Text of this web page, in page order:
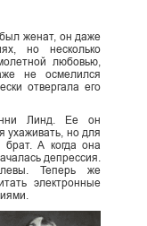
женат, он даже
но несколько
любовью,
не осмелился
отвергала его
Линд. Ее он
ухаживать, но для
А когда она
депрессия.
Теперь же
электронные